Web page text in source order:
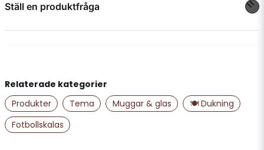
Ställ en produktfråga
name
Namn
Relaterade kategorier
Produkter
Tema Muggar & glas
🍽️ Dukning
Fotbollskalas